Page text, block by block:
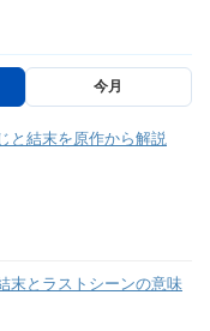
今月
と結末を原作から解説
末とラストシーンの意味